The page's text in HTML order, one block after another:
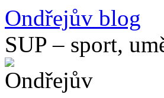
Přejít
k
obsahu
webu
Ondřejův blog
SUP – sport,